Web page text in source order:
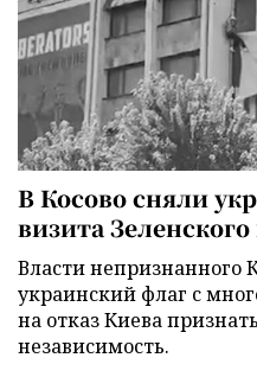
В Косово сняли
визита
Власти непризнанного
украинский флаг с
на отказ Киева
независимость.